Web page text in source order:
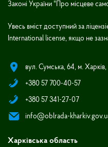
Законі України "Про місцеве
Увесь вміст доступний за
International license, якщо не
вул. Сумська, 64, м. Харків,
+380 57 700-40-57
+380 57 341-27-07
info@oblrada-
Харківська область